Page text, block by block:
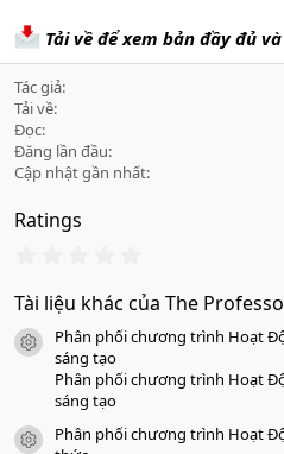
Tải về để xem bản đầy đủ
Tác giả
Tải về
Đọc
Đăng lần đầu
Cập nhật gần nhất
Ratings
0
0
a
Tài liệu khác của The
icon tài liệu
Phân phối chương trình Hoạt
sáng tạo
Phân phối chương trình Hoạt
sáng tạo
icon tài liệu
Phân phối chương trình Hoạt